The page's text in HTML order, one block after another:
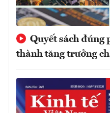
Quyết sách đúng
thành tăng trưởng